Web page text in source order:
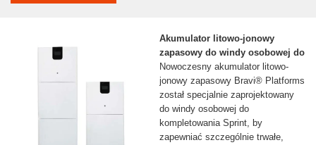
Akumulator litowo-jonowy
zapasowy do windy osobowej do
Nowoczesny akumulator litowo-
jonowy zapasowy Bravi® Platforms
został specjalnie zaprojektowany
do windy osobowej do
kompletowania Sprint, by
zapewniać szczególnie trwałe,